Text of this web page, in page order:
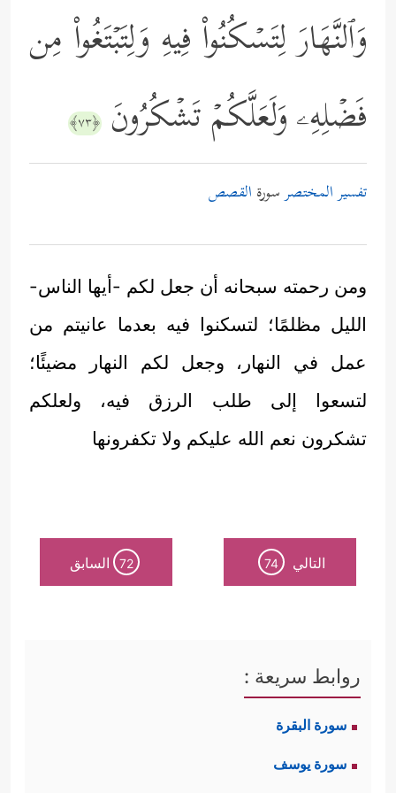
وَٱلنَّهَارَ لِتَسۡكُنُواْ فِیهِ وَلِتَبۡتَغُواْ مِن
فَضۡلِهِۦ وَلَعَلَّكُمۡ تَشۡكُرُونَ ﴿٧٣﴾
تفسير المختصرسورة القصص
ومن رحمته سبحانه أن جعل لكم -أيها الناس-
الليل مظلمًا؛ لتسكنوا فيه بعدما عانيتم من
عمل في النهار، وجعل لكم النهار مضيئًا؛
لتسعوا إلى طلب الرزق فيه، ولعلكم
تشكرون نعم الله عليكم ولا تكفرونها
التالي 74
72 السابق
روابط سريعة :
سورة البقرة
سورة يوسف